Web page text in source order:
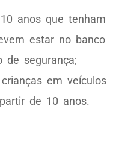
anos que tenham
estar no banco
de segurança;
em veículos
de 10 anos.